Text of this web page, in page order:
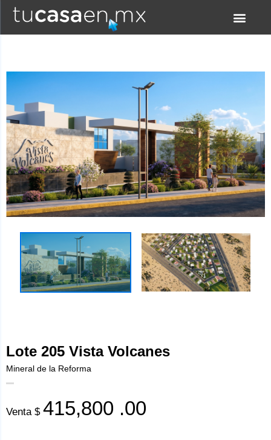
Lote 205 Vista Volcanes
Mineral de la Reforma
Venta $ 415,800 .00